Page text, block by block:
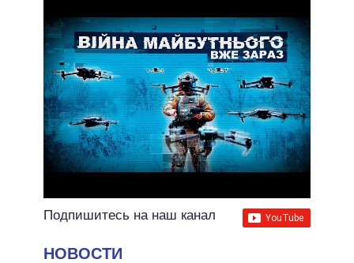
ВСЕ ОБЕЩАНИЯ
АРХИВНЫЕ ОБЕЩАНИЯ
Подпишитесь на наш канал
НОВОСТИ